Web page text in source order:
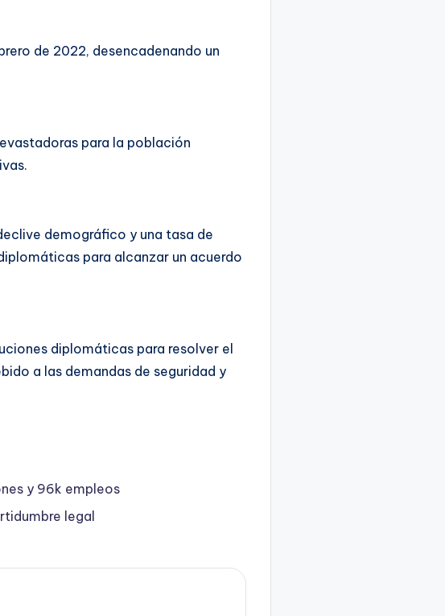
de 2022, desencadenando un
para la población
demográfico y una tasa de
para alcanzar un acuerdo
diplomáticas para resolver el
a las demandas de seguridad y
y 96k empleos
legal